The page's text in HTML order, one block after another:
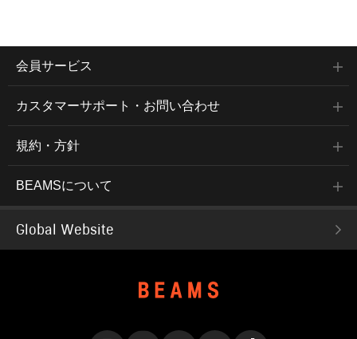
会員サービス
カスタマーサポート・お問い合わせ
規約・方針
BEAMSについて
Global Website